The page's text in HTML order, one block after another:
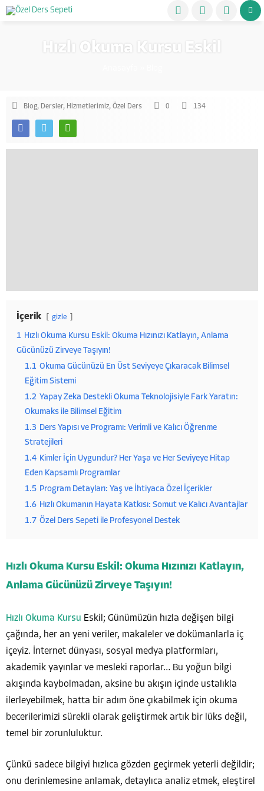
Hızlı Okuma Kursu Eskil
Blog, Dersler, Hizmetlerimiz, Özel Ders 0 134
İçerik gizle
1 Hızlı Okuma Kursu Eskil: Okuma Hızınızı Katlayın, Anlama
Gücünüzü Zirveye Taşıyın!
1.1 Okuma Gücünüzü En Üst Seviyeye Çıkaracak Bilimsel
Eğitim Sistemi
1.2 Yapay Zeka Destekli Okuma Teknolojisiyle Fark Yaratın:
Okumaks ile Bilimsel Eğitim
1.3 Ders Yapısı ve Programı: Verimli ve Kalıcı Öğrenme
Stratejileri
1.4 Kimler İçin Uygundur? Her Yaşa ve Her Seviyeye Hitap
Eden Kapsamlı Programlar
1.5 Program Detayları: Yaş ve İhtiyaca Özel İçerikler
1.6 Hızlı Okumanın Hayata Katkısı: Somut ve Kalıcı Avantajlar
1.7 Özel Ders Sepeti ile Profesyonel Destek
Hızlı Okuma Kursu Eskil: Okuma Hızınızı Katlayın,
Anlama Gücünüzü Zirveye Taşıyın!
Hızlı Okuma Kursu Eskil; Günümüzün hızla değişen bilgi
çağında, her an yeni veriler, makaleler ve dokümanlarla iç
içeyiz. İnternet dünyası, sosyal medya platformları,
akademik yayınlar ve mesleki raporlar… Bu yoğun bilgi
akışında kaybolmadan, aksine bu akışın içinde ustalıkla
ilerleyebilmek, hatta bir adım öne çıkabilmek için okuma
becerilerimizi sürekli olarak geliştirmek artık bir lüks değil,
temel bir zorunluluktur.
Çünkü sadece bilgiyi hızlıca gözden geçirmek yeterli değildir;
onu derinlemesine anlamak, detaylıca analiz etmek, eleştirel